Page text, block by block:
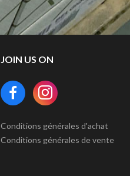
JOIN US ON
Conditions générales d'achat
Conditions générales de vente